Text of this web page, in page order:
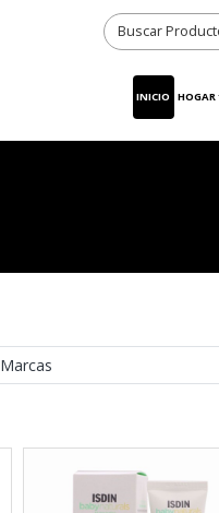
INICIO HOGAR
Marcas